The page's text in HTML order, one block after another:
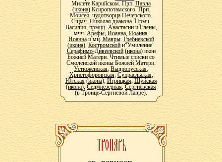
Милете Карийском. Прп. Павла
(икона) Ксиропотамского. Прп.
Моисея, чудотворца Печерского.
Сщмч. Николая диакона. Прмч.
Василия, прмцц. Анастасиии Елены,
мчч. Арефы, Иоанна, Иоанна,
Иоаннаи мц. Мавры. Гребневской
(икона), Костромской и"Умиление"
Серафимо-Дивеевской(икона) икон
Божией Матери. Чтимые списки со
Смоленской иконы Божией Матери:
Устюженская, Выдропусская,
Христофоровская, Супрасльская,
Югская(икона), Игрицкая, Шуйская
(икона), Седмиезерная, Сергиевская
(в Троице-Сергиевой Лавре).